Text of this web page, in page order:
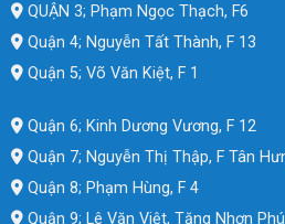
QUẬN 3; Phạm Ngọc Thạch, F6
Quận 4; Nguyễn Tất Thành, F 13
Quận 5; Võ Văn Kiệt, F 1
Quận 6; Kinh Dương Vương, F 12
Quận 7; Nguyễn Thị Thập, F Tân
Quận 8; Phạm Hùng, F 4
Quận 9; Lê Văn Việt, Tăng Nhơn Phú